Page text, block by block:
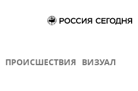
ПРОИСШЕСТВИЯ ВИЗУАЛ